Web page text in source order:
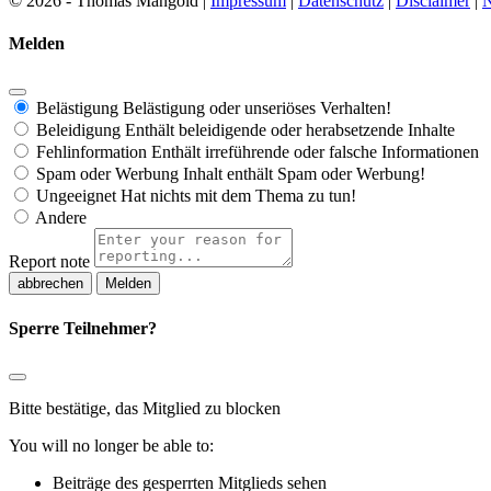
Melden
Belästigung Belästigung oder unseriöses Verhalten!
Beleidigung Enthält beleidigende oder herabsetzende Inhalte
Fehlinformation Enthält irreführende oder falsche Informationen
Spam oder Werbung Inhalt enthält Spam oder Werbung!
Ungeeignet Hat nichts mit dem Thema zu tun!
Andere
Report note
Melden
Sperre Teilnehmer?
Bitte bestätige, das Mitglied zu blocken
You will no longer be able to:
Beiträge des gesperrten Mitglieds sehen